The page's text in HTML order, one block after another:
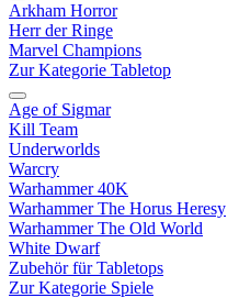
Arkham Horror
Herr der Ringe
Marvel Champions
Zur Kategorie Tabletop
Age of Sigmar
Kill Team
Underworlds
Warcry
Warhammer 40K
Warhammer The Horus Heresy
Warhammer The Old World
White Dwarf
Zubehör für Tabletops
Zur Kategorie Spiele